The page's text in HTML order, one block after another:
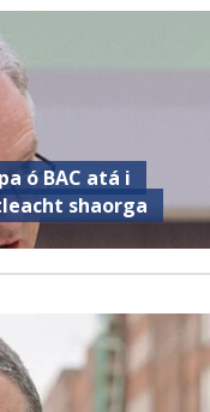
ó BAC atá i
shaorga